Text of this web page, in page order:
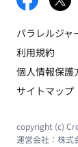
パラレルジャ
利用規約
個人情報保護
サイトマップ
copyright (c)
運営会社： 株式